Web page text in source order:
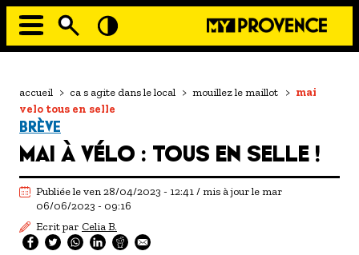
Aller
principale
À MOI LA CULTURE
AU GRAND AIR
PASSEZ À TABLE
SOUS TOUTES LES COUTUMES
TOURISME ET HANDICAP
Fil
d'Ariane
accueil > ca s agite dans le local > mouillez le maillot > mai
velo tous en selle
BRÈVE
MAI À VÉLO : TOUS EN SELLE !
Publiée le ven 28/04/2023 - 12:41 / mis à jour le mar
06/06/2023 - 09:16
Ecrit par Celia B.